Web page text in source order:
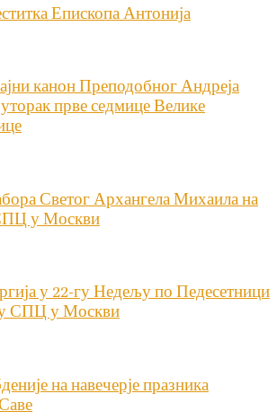
Епископа Антонија
канон Преподобног Андреја
прве седмице Велике
Светог Архангела Михаила на
у Москви
у 22-гу Недељу по Педесетници
СПЦ у Москви
на навечерје празника